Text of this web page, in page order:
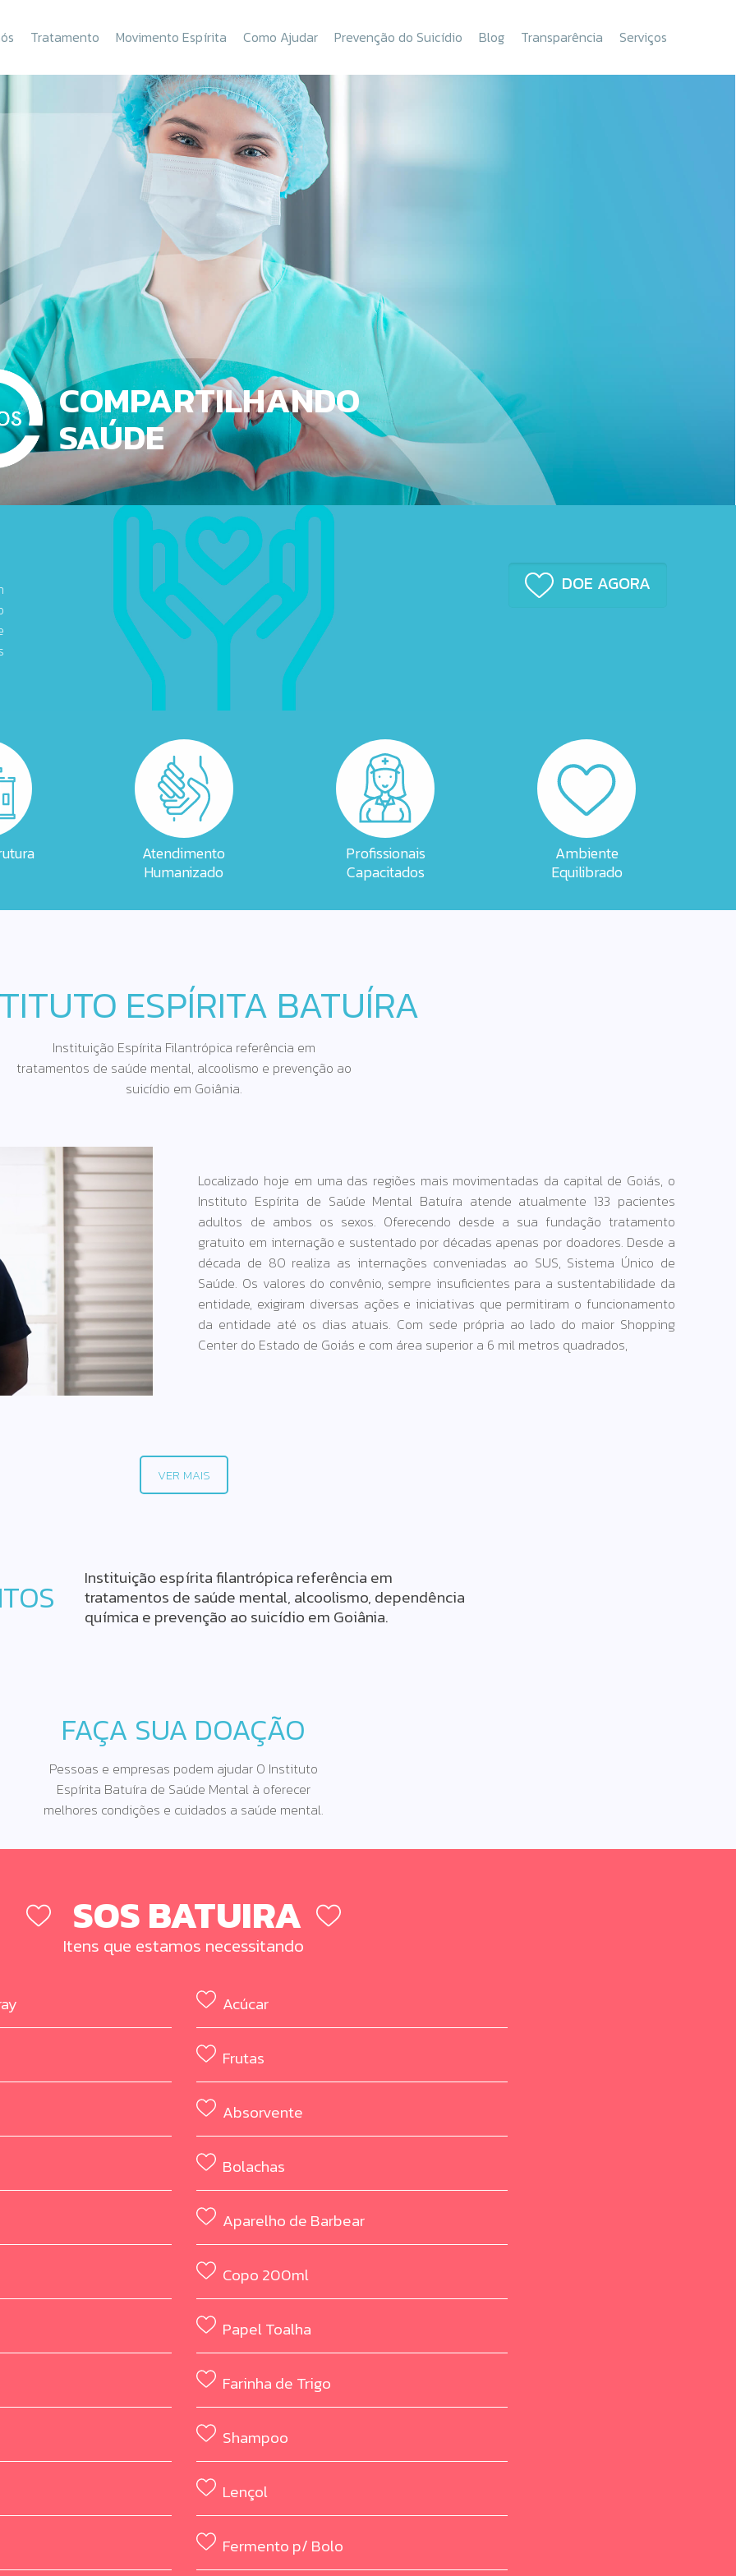
Tratamento Movimento Espírita Como Ajudar Prevenção do Suicídio Blog Transparência Serviços
COMPARTILHANDO
SAÚDE
DOE AGORA
Atendimento
Humanizado
Profissionais
Capacitados
Ambiente
Equilibrado
ESPÍRITA BATUÍRA
Instituição Espírita Filantrópica referência em
tratamentos de saúde mental, alcoolismo e prevenção ao
suicídio em Goiânia.
Localizado hoje em uma das regiões mais movimentadas da capital de Goiás, o
Instituto Espírita de Saúde Mental Batuíra atende atualmente 133 pacientes
adultos de ambos os sexos. Oferecendo desde a sua fundação tratamento
gratuito em internação e sustentado por décadas apenas por doadores. Desde a
década de 80 realiza as internações conveniadas ao SUS, Sistema Único de
Saúde. Os valores do convênio, sempre insuficientes para a sustentabilidade da
entidade, exigiram diversas ações e iniciativas que permitiram o funcionamento
da entidade até os dias atuais. Com sede própria ao lado do maior Shopping
Center do Estado de Goiás e com área superior a 6 mil metros quadrados,
VER MAIS
Instituição espírita filantrópica referência em
tratamentos de saúde mental, alcoolismo, dependência
química e prevenção ao suicídio em Goiânia.
FAÇA SUA DOAÇÃO
Pessoas e empresas podem ajudar O Instituto
Espírita Batuíra de Saúde Mental à oferecer
melhores condições e cuidados a saúde mental.
SOS BATUIRA
Itens que estamos necessitando
Acúcar
Frutas
Absorvente
Bolachas
Aparelho de Barbear
Copo 200ml
Papel Toalha
Farinha de Trigo
Shampoo
Lençol
Fermento p/ Bolo